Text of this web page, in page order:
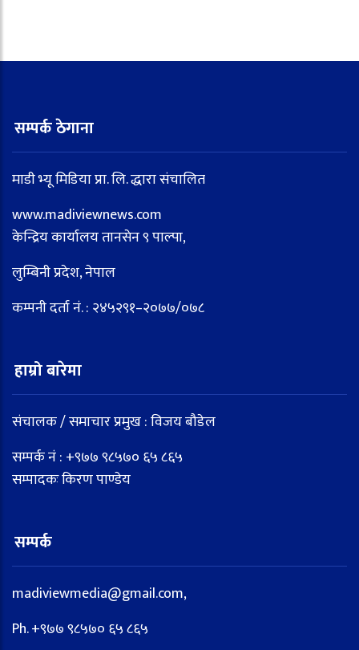
सम्पर्क ठेगाना
माडी भ्यू मिडिया प्रा. लि. द्धारा संचालित
www.madiviewnews.com
केन्द्रिय कार्यालय तानसेन ९ पाल्पा,
लुम्बिनी प्रदेश, नेपाल
कम्पनी दर्ता नं. : २४५२९१–२०७७/०७८
हाम्रो बारेमा
संचालक / समाचार प्रमुख : विजय बौडेल
सम्पर्क नं : +९७७ ९८५७० ६५ ८६५
सम्पादकः किरण पाण्डेय
सम्पर्क
madiviewmedia@gmail.com,
Ph. +९७७ ९८५७० ६५ ८६५